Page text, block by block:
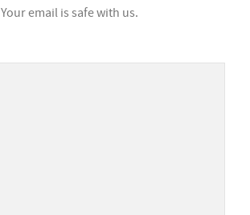
Your email is safe with us.